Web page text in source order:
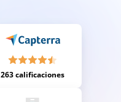
263 calificaciones